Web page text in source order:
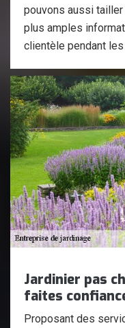
pouvons aussi
plus amples
clientèle pendant
Jardinier pas
faites
Proposant des